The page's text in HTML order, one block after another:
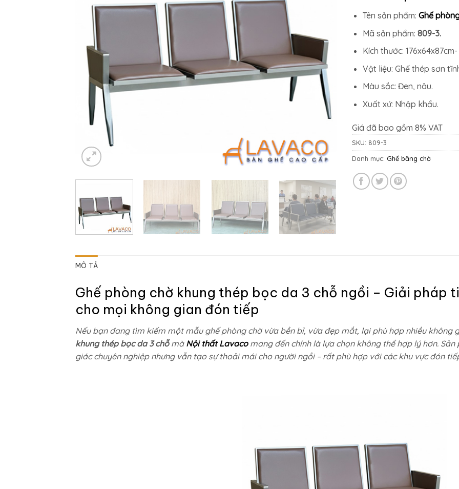
Tên sản phẩm: Ghế
Mã sản phẩm: 809-3.
Kích thước:
Vật liệu: Ghế thép sơn
Màu sắc: Đen, nâu.
Xuất xứ: Nhập khẩu.
Giá đã bao gồm 8% VAT
SKU: 809-3
Danh mục: Ghế băng chờ
MÔ TẢ
Ghế phòng chờ khung thép bọc da 3 chỗ ngồi – Giải pháp
cho mọi không gian đón tiếp
Nếu bạn đang tìm kiếm một mẫu ghế phòng chờ vừa bền bỉ, vừa đẹp mắt, lại phù hợp nhiều không
khung thép bọc da 3 chỗmà Nội thất Lavacomang đến chính là lựa chọn không thể hợp lý hơn.
giác chuyên nghiệp nhưng vẫn tạo sự thoải mái cho người ngồi – rất phù hợp với các khu vực đón